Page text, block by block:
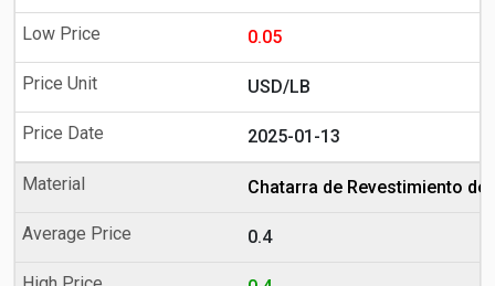
0.05
USD/LB
2025-01-13
Chatarra de Revestimiento de
0.4